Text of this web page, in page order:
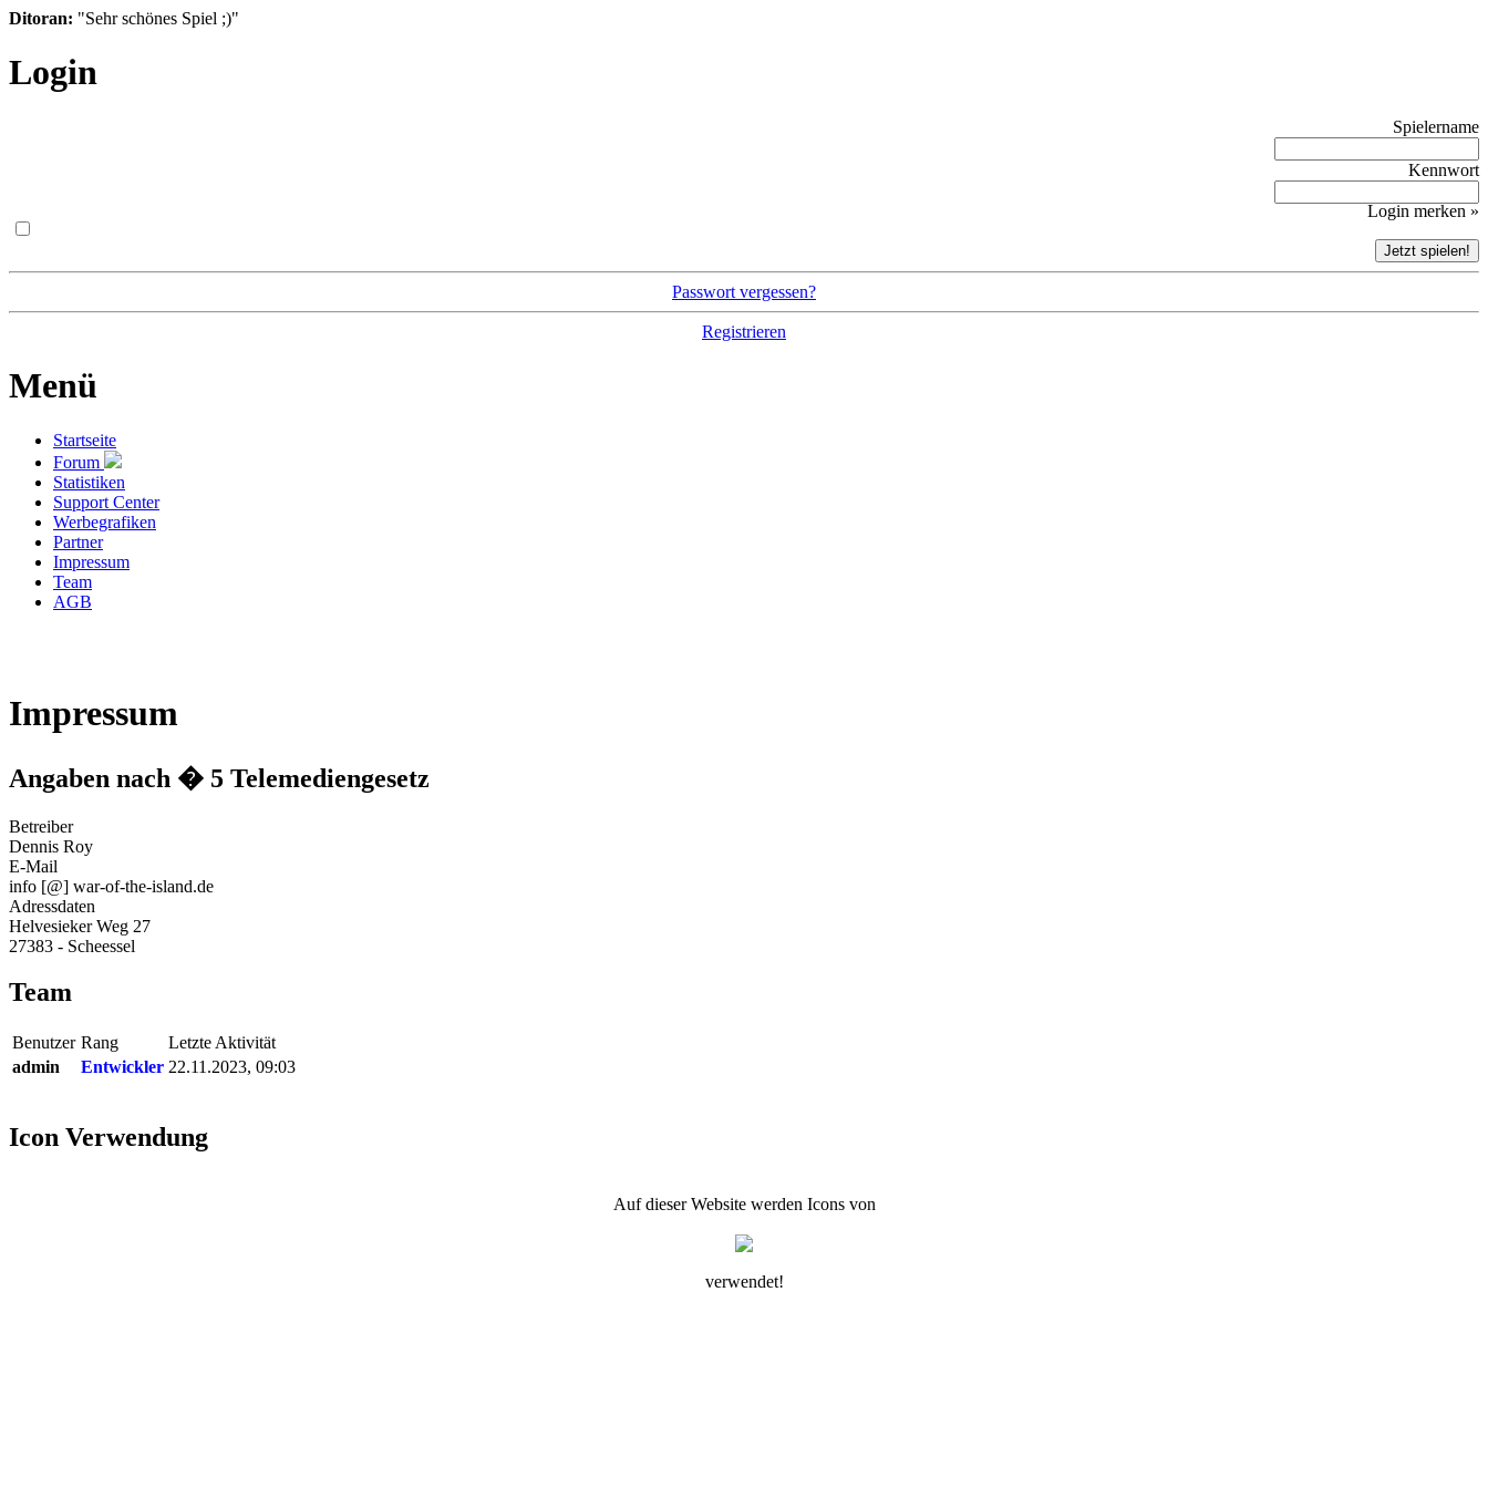
Ditoran: "Sehr schönes Spiel ;)"
Login
Spielername
Kennwort
Login merken »
Passwort vergessen?
Registrieren
Menü
Startseite
Forum
Statistiken
Support Center
Werbegrafiken
Partner
Impressum
Team
AGB
Impressum
Angaben nach � 5 Telemediengesetz
Betreiber
Dennis Roy
E-Mail
info [@] war-of-the-island.de
Adressdaten
Helvesieker Weg 27
27383 - Scheessel
Team
Benutzer Rang
Letzte Aktivität
admin
Entwickler 22.11.2023, 09:03
Icon Verwendung
Auf dieser Website werden Icons von
verwendet!